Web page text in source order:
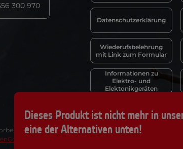
Dieses Produkt ist nicht mehr in
eine der Alternativen unten!
300 970
Datenschutzerklärung
Wiederufsbelehrung
mit Link zum Formular
Informationen zu
Elektro- und
Elektonikgeräten
Cookie-Einstellungen